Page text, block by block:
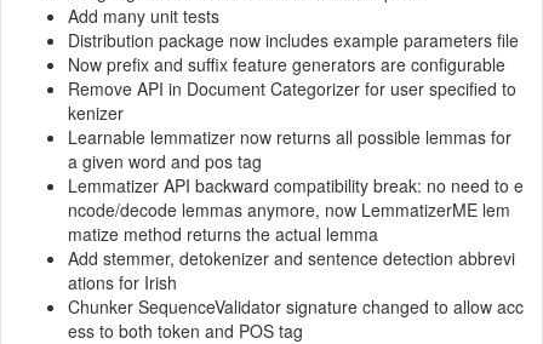
Add many unit tests
Distribution package now includes example parameters file
Now prefix and suffix feature generators are configurable
Remove API in Document Categorizer for user specified to
kenizer
Learnable lemmatizer now returns all possible lemmas for
a given word and pos tag
Lemmatizer API backward compatibility break: no need to e
ncode/decode lemmas anymore, now LemmatizerME lem
matize method returns the actual lemma
Add stemmer, detokenizer and sentence detection abbrevi
ations for Irish
Chunker SequenceValidator signature changed to allow acc
ess to both token and POS tag